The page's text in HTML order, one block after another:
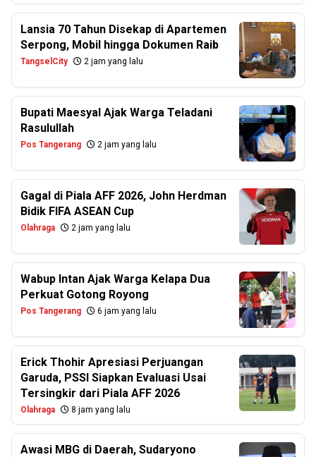
Lansia 70 Tahun Disekap di Apartemen
Serpong, Mobil hingga Dokumen Raib
TangselCity 2 jam yang lalu
Bupati Maesyal Ajak Warga Teladani
Rasulullah
Pos Tangerang 2 jam yang lalu
Gagal di Piala AFF 2026, John Herdman
Bidik FIFA ASEAN Cup
Olahraga 2 jam yang lalu
Wabup Intan Ajak Warga Kelapa Dua
Perkuat Gotong Royong
Pos Tangerang 6 jam yang lalu
Erick Thohir Apresiasi Perjuangan
Garuda, PSSI Siapkan Evaluasi Usai
Tersingkir dari Piala AFF 2026
Olahraga 8 jam yang lalu
Awasi MBG di Daerah, Sudaryono